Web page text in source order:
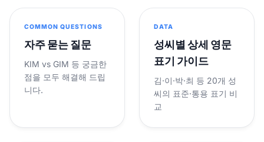
COMMON QUESTIONS
자주 묻는 질문
KIM vs GIM 등 궁금한
점을 모두 해결해 드립
니다.
DATA
성씨별 상세 영문
표기 가이드
김·이·박·최 등 20개 성
씨의 표준·통용 표기 비
교